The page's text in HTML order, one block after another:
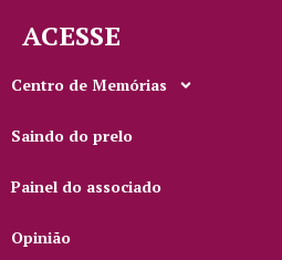
ACESSE
Centro de Memórias
Saindo do prelo
Painel do associado
Opinião